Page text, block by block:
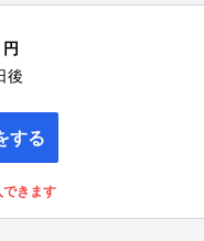
円
後
する
できます